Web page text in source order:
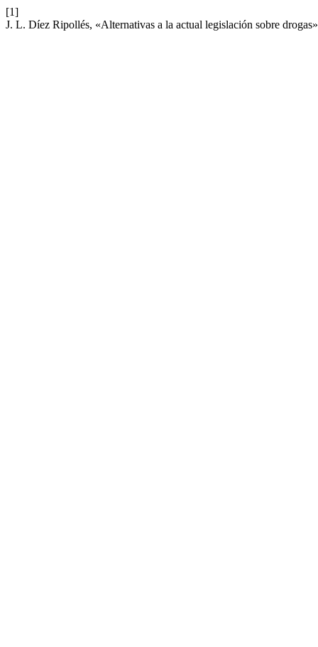
[1]
J. L. Díez Ripollés, «Alternativas a la actual legislación sobre